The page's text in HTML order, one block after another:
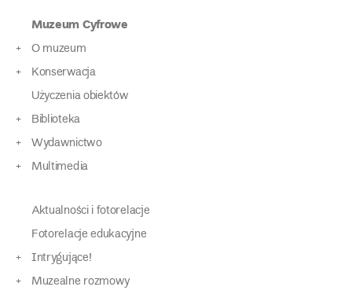
Muzeum Cyfrowe
O muzeum
Konserwacja
Użyczenia obiektów
Biblioteka
Wydawnictwo
Multimedia
Aktualności i fotorelacje
Fotorelacje edukacyjne
Intrygujące!
Muzealne rozmowy